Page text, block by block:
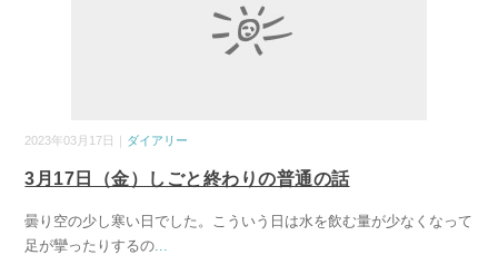
2023年03月17日｜ ダイアリー
3月17日（金）しごと終わりの普通の話
曇り空の少し寒い日でした。こういう日は水を飲む量が少なくなって
足が攣ったりするの...